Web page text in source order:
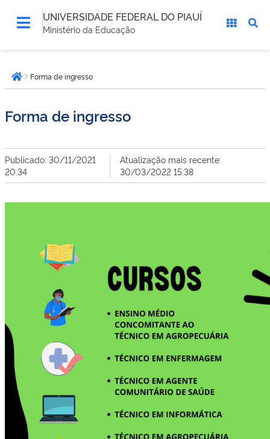
UNIVERSIDADE FEDERAL DO PIAUÍ
Ministério da Educação
está
aqui:Página inicial
Forma de ingresso
Forma de ingresso
Publicado: 30/11/2021
20:34
Atualização mais recente:
30/03/2022 15:38